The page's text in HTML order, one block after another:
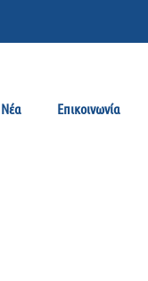
Νέα Επικοινωνία